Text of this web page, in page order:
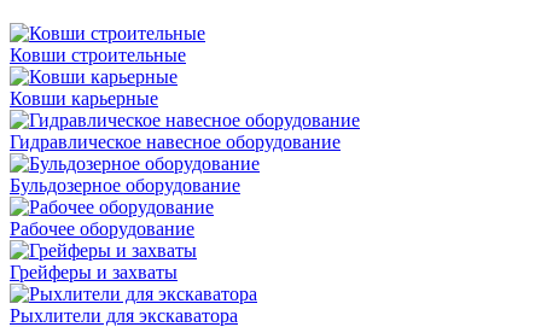
Ковши строительные
Ковши карьерные
Гидравлическое навесное оборудование
Бульдозерное оборудование
Рабочее оборудование
Грейферы и захваты
Рыхлители для экскаватора